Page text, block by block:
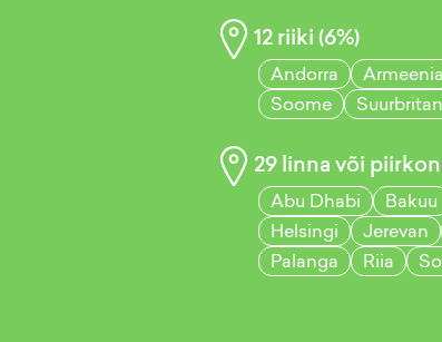
12riiki (6%)
Andorra Armeenia
Soome
29linna või
Abu Dhabi Bakuu
Helsingi
Jerevan
Palanga
Riia